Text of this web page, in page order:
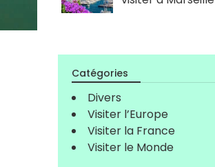
Catégories
Divers
Visiter l’Europe
Visiter la France
Visiter le Monde